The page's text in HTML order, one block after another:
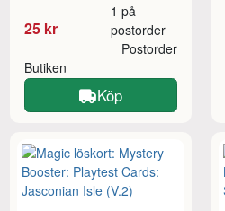
25 kr
1 på
postorder
Butiken
Postorder
Köp